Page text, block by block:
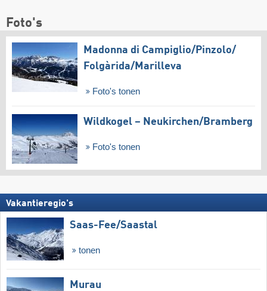
Foto's
Madonna di Campiglio/​Pinzolo/​
Folgàrida/​Marilleva
Foto's tonen
Wildkogel – Neukirchen/​Bramberg
Foto's tonen
Vakantieregio's
Saas-Fee/​Saastal
tonen
Murau